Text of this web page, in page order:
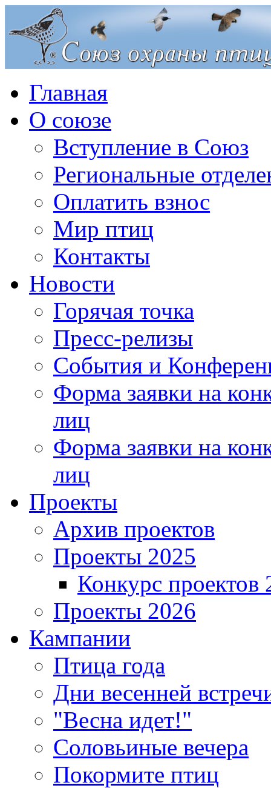
Главная
О союзе
Вступление в Союз
Региональные
Оплатить взнос
Мир птиц
Контакты
Новости
Горячая точка
Пресс-релизы
События и
Форма заявки на
лиц
Форма заявки на
лиц
Проекты
Архив проектов
Проекты 2025
Конкурс проектов
Проекты 2026
Кампании
Птица года
Дни весенней
"Весна идет!"
Соловьиные вечера
Покормите птиц